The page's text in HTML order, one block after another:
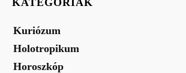
Kuriózum
Holotropikum
Horoszkóp